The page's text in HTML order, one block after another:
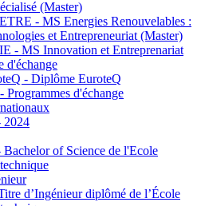
(Master)
- MS Energies Renouvelables :
et Entrepreneuriat (Master)
- MS Innovation et Entreprenariat
d'échange
- Diplôme EuroteQ
Programmes d'échange
2024
Bachelor of Science de l'Ecole
d’Ingénieur diplômé de l’École